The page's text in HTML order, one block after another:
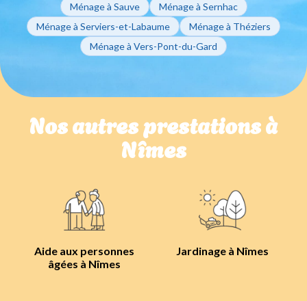
Ménage à Sauve
Ménage à Sernhac
Ménage à Serviers-et-Labaume
Ménage à Théziers
Ménage à Vers-Pont-du-Gard
Nos autres prestations à
Nîmes
Aide aux personnes
âgées à Nîmes
Jardinage à Nîmes